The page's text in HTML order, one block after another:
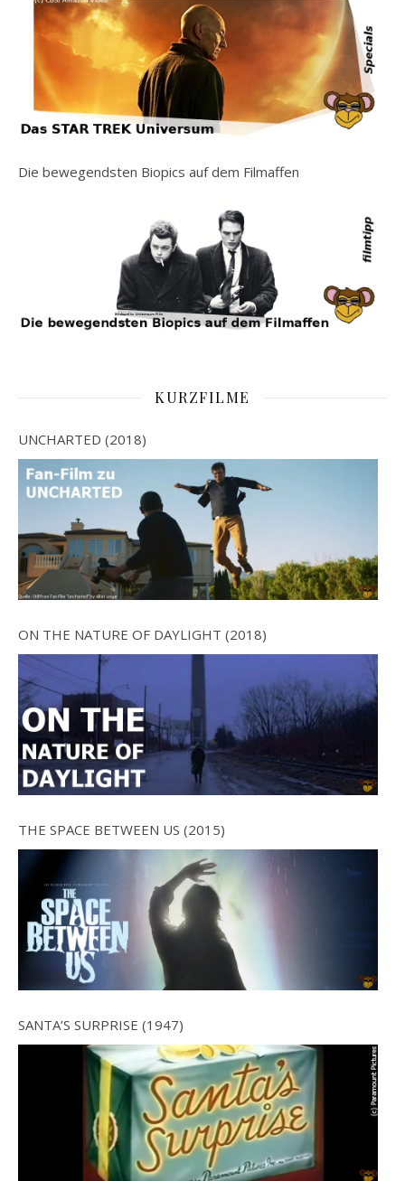
Die bewegendsten Biopics auf dem Filmaffen
KURZFILME
UNCHARTED (2018)
ON THE NATURE OF DAYLIGHT (2018)
THE SPACE BETWEEN US (2015)
SANTA’S SURPRISE (1947)